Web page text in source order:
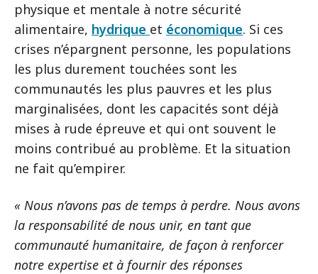
physique et mentale à notre sécurité
alimentaire, hydrique et économique. Si ces
crises n’épargnent personne, les populations
les plus durement touchées sont les
communautés les plus pauvres et les plus
marginalisées, dont les capacités sont déjà
mises à rude épreuve et qui ont souvent le
moins contribué au problème. Et la situation
ne fait qu’empirer.
« Nous n’avons pas de temps à perdre. Nous avons
la responsabilité de nous unir, en tant que
communauté humanitaire, de façon à renforcer
notre expertise et à fournir des réponses